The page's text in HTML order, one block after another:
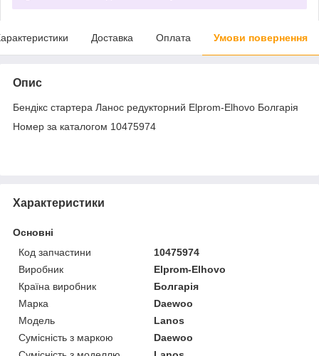
Доставка Оплата Умови повернення
Опис
Бендікс стартера Ланос редукторний Elprom-Elhovo Болгарія
Номер за каталогом 10475974
Характеристики
Основні
Код запчастини
10475974
Виробник
Elprom-Elhovo
Країна виробник
Болгарія
Марка
Daewoo
Модель
Lanos
Сумісність з маркою
Daewoo